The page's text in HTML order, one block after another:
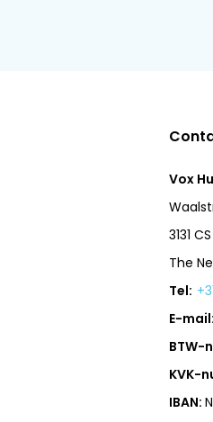
Vox
3131
The
Tel:
E-mail:
BTW-
KVK-
IBAN: